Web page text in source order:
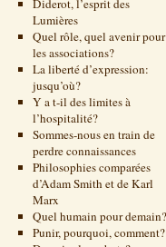
Diderot, l’esprit des
Lumières
Quel rôle, quel avenir pour
les associations?
La liberté d’expression:
jusqu’où?
Y a t-il des limites à
l’hospitalité?
Sommes-nous en train de
perdre connaissances
Philosophies comparées
d’Adam Smith et de Karl
Marx
Quel humain pour demain?
Punir, pourquoi, comment?